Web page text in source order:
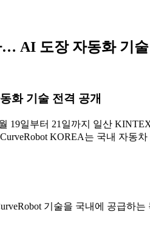
… AI 도장 자동화 기
화 기술 전격 공개
19일부터 21일까지 일산
KOREA는 국내 자동
기술을 국내에 공급하는